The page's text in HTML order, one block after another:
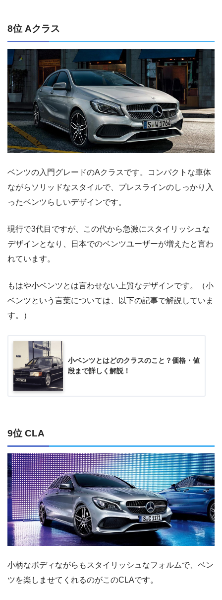
8位 Aクラス
ベンツの入門グレードのAクラスです。コンパクトな車体
ながらソリッドなスタイルで、プレスラインのしっかり入
ったベンツらしいデザインです。
現行で3代目ですが、この代から急激にスタイリッシュな
デザインとなり、日本でのベンツユーザーが増えたと言わ
れています。
もはや小ベンツとは言わせない上質なデザインです。（小
ベンツという言葉については、以下の記事で解説していま
す。）
小ベンツとはどのクラスのこと？価格・値
段まで詳しく解説！
9位 CLA
小柄なボディながらもスタイリッシュなフォルムで、ベン
ツを楽しませてくれるのがこのCLAです。